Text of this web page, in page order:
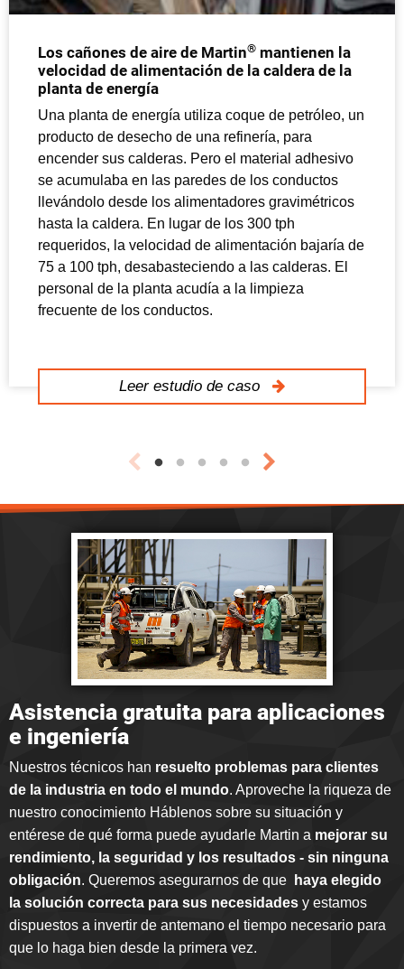
Los cañones de aire de Martin® mantienen la
velocidad de alimentación de la caldera de la
planta de energía
Una planta de energía utiliza coque de petróleo, un
producto de desecho de una refinería, para
encender sus calderas. Pero el material adhesivo
se acumulaba en las paredes de los conductos
llevándolo desde los alimentadores gravimétricos
hasta la caldera. En lugar de los 300 tph
requeridos, la velocidad de alimentación bajaría de
75 a 100 tph, desabasteciendo a las calderas. El
personal de la planta acudía a la limpieza
frecuente de los conductos.
Leer estudio de caso
Asistencia gratuita para aplicaciones
e ingeniería
Nuestros técnicos han resuelto problemas para clientes
de la industria en todo el mundo. Aproveche la riqueza de
nuestro conocimiento Háblenos sobre su situación y
entérese de qué forma puede ayudarle Martin a mejorar su
rendimiento, la seguridad y los resultados - sin ninguna
obligación. Queremos asegurarnos de que
haya elegido
la solución correcta para sus necesidades y estamos
dispuestos a invertir de antemano el tiempo necesario para
que lo haga bien desde la primera vez.